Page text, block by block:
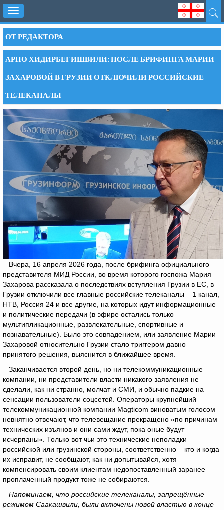
Toggle
navigation
ОТ РЕДАКТОРА
АРНО ХИДИРБЕГИШВИЛИ: ПОСЛЕ БРИФИНГА МАРИИ
ЗАХАРОВОЙ В ГРУЗИИ ОТКЛЮЧИЛИ РОССИЙСКИЕ
ТЕЛЕКАНАЛЫ
Вчера, 16 апреля 2026 года, после брифинга официального
представителя МИД России, во время которого госпожа Мария
Захарова рассказала о последствиях вступления Грузии в ЕС, в
Грузии отключили все главные российские телеканалы – 1 канал,
НТВ, Россия 24 и все другие, на которых идут информационные
и политические передачи (в эфире остались только
мультипликационные, развлекательные, спортивные и
познавательные). Было это совпадением, или заявление Марии
Захаровой относительно Грузии стало триггером давно
принятого решения, выяснится в ближайшее время.
Заканчивается второй день, но ни телекоммуникационные
компании, ни представители власти никакого заявления не
сделали, как ни странно, молчат и СМИ, и обычно падкие на
сенсации пользователи соцсетей. Операторы крупнейший
телекоммуникационной компании Magticom виноватым голосом
невнятно отвечают, что телевещание прекращено «по причинам
технических изъянов и они сами ждут, пока оные будут
исчерпаны». Только вот чьи это технические неполадки –
российской или грузинской стороны, соответственно – кто и когда
их исправит, не сообщают, как ни допытывайся, хотя
компенсировать своим клиентам недопоставленный заранее
проплаченный продукт тоже не собираются.
Напоминаем, что российские телеканалы, запрещённые
режимом Саакашвили, были включены новой властью в конце